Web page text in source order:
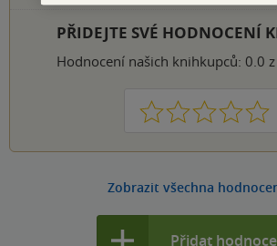
PŘIDEJTE SVÉ HODNOCENÍ
Hodnocení našich knihkupců: 0.0
1 2 3 4 5
Zobrazit všechna
Přidat